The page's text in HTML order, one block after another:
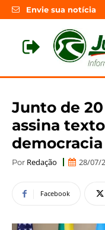
Envie sua notícia
Junto de
assina
democracia
Por Redação 28/07/
Facebook